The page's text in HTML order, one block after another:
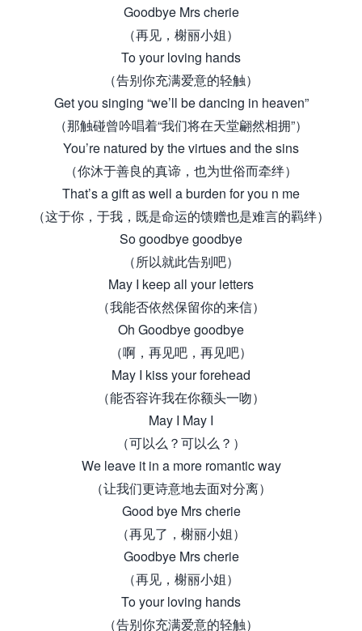
Goodbye Mrs cherie
（再见，榭丽小姐）
To your loving hands
（告别你充满爱意的轻触）
Get you singing “we’ll be dancing in heaven”
（那触碰曾吟唱着“我们将在天堂翩然相拥”）
You’re natured by the virtues and the sins
（你沐于善良的真谛，也为世俗而牵绊）
That’s a gift as well a burden for you n me
（这于你，于我，既是命运的馈赠也是难言的羁绊）
So goodbye goodbye
（所以就此告别吧）
May I keep all your letters
（我能否依然保留你的来信）
Oh Goodbye goodbye
（啊，再见吧，再见吧）
May I kiss your forehead
（能否容许我在你额头一吻）
May I May I
（可以么？可以么？）
We leave it in a more romantic way
（让我们更诗意地去面对分离）
Good bye Mrs cherie
（再见了，榭丽小姐）
Goodbye Mrs cherie
（再见，榭丽小姐）
To your loving hands
（告别你充满爱意的轻触）